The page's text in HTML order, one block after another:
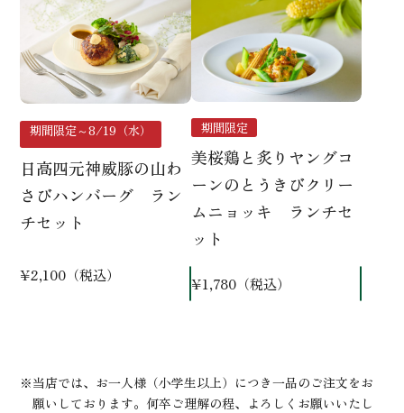
期間限定～8/19（水）
日高四元神威豚の山わ
さびハンバーグ ラン
チセット
¥2,100（税込）
期間限定
美桜鶏と炙りヤングコ
ーンのとうきびクリー
ムニョッキ ランチセ
ット
¥1,780（税込）
当店では、お一人様（小学生以上）につき一品のご注文をお
願いしております。何卒ご理解の程、よろしくお願いいたし